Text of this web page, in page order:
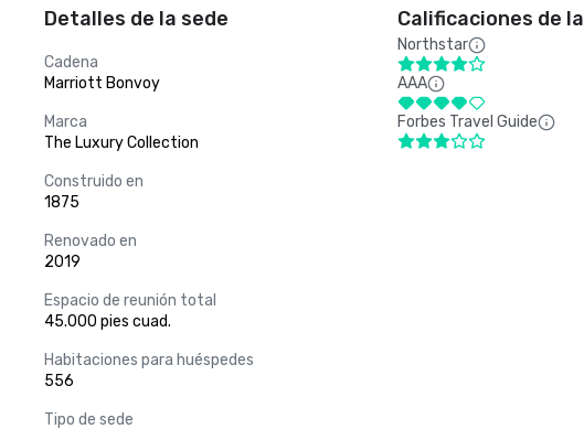
Detalles de la sede
Cadena
Marriott Bonvoy
Marca
The Luxury Collection
Construido en
1875
Renovado en
2019
Espacio de reunión total
45.000 pies cuad.
Habitaciones para huéspedes
556
Tipo de sede
Calificaciones de
Northstar
AAA
Forbes Travel Guide